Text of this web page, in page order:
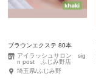
ブラウンエクステ 80本
アイラッシュサロン sig
n post ふじみ野店
埼玉県/ふじみ野